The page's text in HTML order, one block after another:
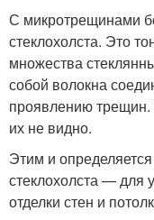
С микротрещинами
стеклохолста. Это
множества
собой волокна
проявлению
их не видно.
Этим и
стеклохолста — для
отделки стен и